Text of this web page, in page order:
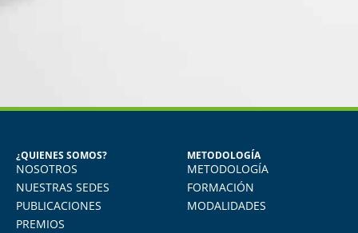
CARPIO
Aprendí muchísimo. Uso todo lo aprendido
en mi quehacer diario, actualmente me
desempeño como jefe de RRHH en la
empresa donde laboro.
¿QUIENES SOMOS?
NOSOTROS
NUESTRAS SEDES
PUBLICACIONES
PREMIOS
METODOLOGÍA
METODOLOGÍA
FORMACIÓN
MODALIDADES